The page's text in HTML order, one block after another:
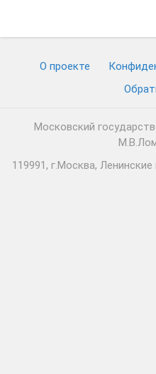
О проекте
Московский
119991, г.Москва,